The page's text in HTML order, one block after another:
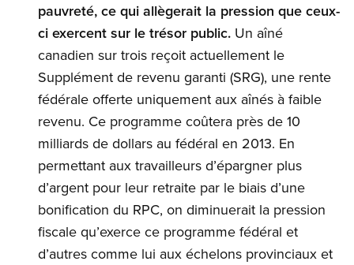
pauvreté, ce qui allègerait la pression que ceux-
ci exercent sur le trésor public. Un aîné
canadien sur trois reçoit actuellement le
Supplément de revenu garanti (SRG), une rente
fédérale offerte uniquement aux aînés à faible
revenu. Ce programme coûtera près de 10
milliards de dollars au fédéral en 2013. En
permettant aux travailleurs d’épargner plus
d’argent pour leur retraite par le biais d’une
bonification du RPC, on diminuerait la pression
fiscale qu’exerce ce programme fédéral et
d’autres comme lui aux échelons provinciaux et